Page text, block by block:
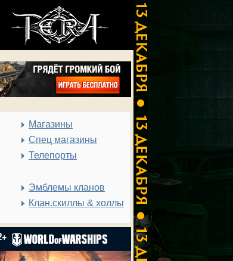
Магазины
Спец магазины
Телепорты
Эмблемы кланов
Клан.скиллы & холлы